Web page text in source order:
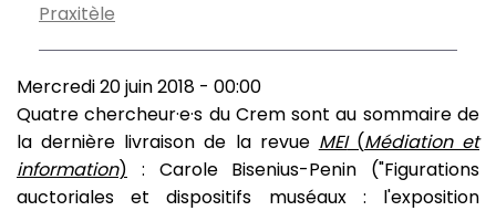
Praxitèle
Mercredi 20 juin 2018 - 00:00
Quatre chercheur·e·s du Crem sont au sommaire de
la dernière livraison de la revue MEI(Médiation et
information) : Carole Bisenius-Penin ("Figurations
auctoriales et dispositifs muséaux : l'exposition